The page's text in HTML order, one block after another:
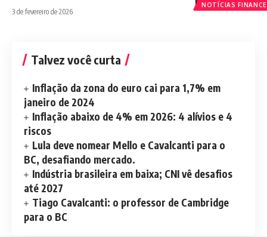
NOTÍCIAS
3 de fevereiro de 2026
Talvez você curta
Inflação da zona do euro cai para 1,7% em
janeiro de 2024
Inflação abaixo de 4% em 2026: 4 alívios e 4
riscos
Lula deve nomear Mello e Cavalcanti para o
BC, desafiando mercado.
Indústria brasileira em baixa; CNI vê desafios
até 2027
Tiago Cavalcanti: o professor de Cambridge
para o BC